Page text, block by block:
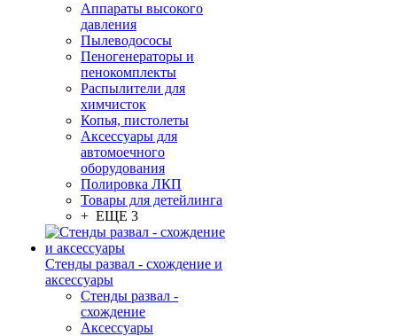
Аппараты высокого
давления
Пылеводососы
Пеногенераторы и
пенокомплекты
Распылители для
химчисток
Копья, пистолеты
Аксессуары для
автомоечного
оборудования
Полировка ЛКП
Товары для детейлинга
+ ЕЩЕ 3
Стенды развал - схождение и
аксессуары
Стенды развал -
схождение
Аксессуары